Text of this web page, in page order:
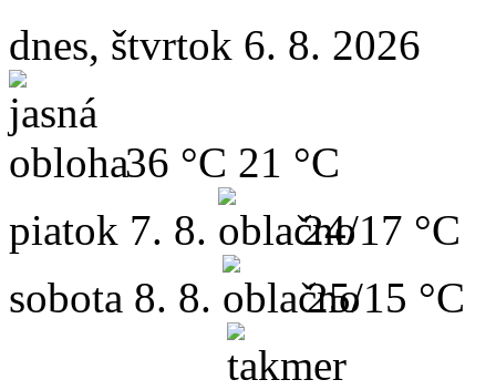
dnes, štvrtok 6. 8. 2026
36 °C 21 °C
piatok 7. 8.
24/17 °C
sobota 8. 8. 25/15 °C